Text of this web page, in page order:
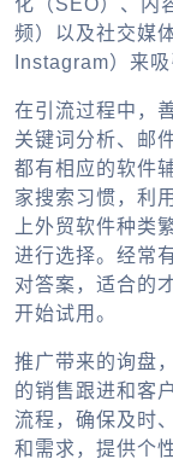
频）以及社交媒
Instagram）来
在引流过程中，
关键词分析、邮
都有相应的软件
家搜索习惯，利
上外贸软件种类
进行选择。经常
对答案，适合的
开始试用。
推广带来的询盘
的销售跟进和客
流程，确保及时
和需求，提供个